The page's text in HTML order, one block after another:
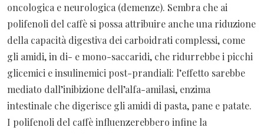
oncologica e neurologica (demenze). Sembra che ai
polifenoli del caffè si possa attribuire anche una riduzione
della capacità digestiva dei carboidrati complessi, come
gli amidi, in di- e mono-saccaridi, che ridurrebbe i picchi
glicemici e insulinemici post-prandiali: l’effetto sarebbe
mediato dall’inibizione dell’alfa-amilasi, enzima
intestinale che digerisce gli amidi di pasta, pane e patate.
I polifenoli del caffè influenzerebbero infine la